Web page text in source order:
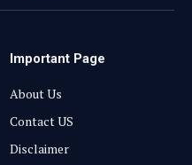
Important Page
About Us
Contact US
Disclaimer